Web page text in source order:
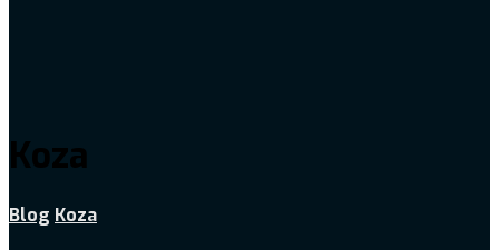
Koza
Blog Koza